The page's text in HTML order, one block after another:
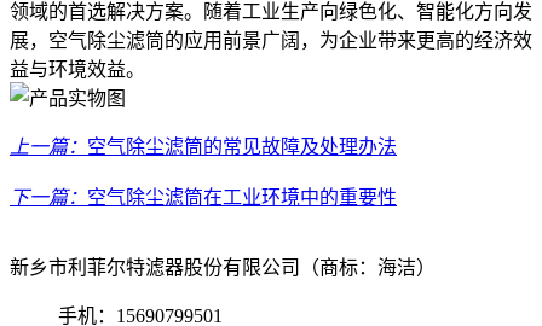
领域的首选解决方案。随着工业生产向绿色化、智能化方向发
展，空气除尘滤筒的应用前景广阔，为企业带来更高的经济效
益与环境效益。
上一篇： 空气除尘滤筒的常见故障及处理办法
下一篇： 空气除尘滤筒在工业环境中的重要性
新乡市利菲尔特滤器股份有限公司（商标：海洁）
手机：15690799501